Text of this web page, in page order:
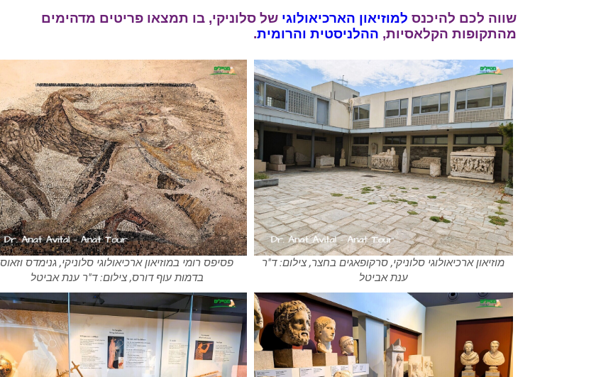
שווה לכם להיכנס למוזיאון הארכיאולוגי של סלוניקי, בו תמצאו פריטים מדהימים
מהתקופות הקלאסיות, ההלניסטית והרומית.
מוזיאון ארכיאולוגי סלוניקי, סרקופאגים בחצר, צילום: ד"ר
ענת אביטל
פסיפס רומי במוזיאון ארכיאולוגי סלוניקי, גנימדס וזאוס
בדמות עוף דורס, צילום: ד"ר ענת אביטל